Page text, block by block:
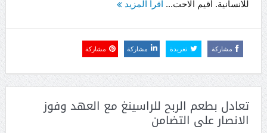
للانسانية. أقيم الاحت... اقرأ المزيد
مشاركة تغريدة مشاركة مشاركة
تعادل بطعم الربح للراسينغ مع العهد وفوز
الانصار على التضامن